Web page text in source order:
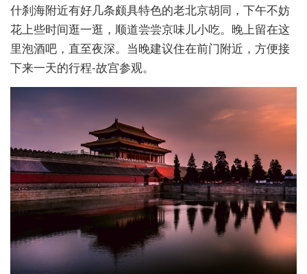
什刹海附近有好几条颇具特色的老北京胡同，下午不妨
花上些时间逛一逛，顺道尝尝京味儿小吃。晚上留在这
里泡酒吧，直至夜深。当晚建议住在前门附近，方便接
下来一天的行程-故宫参观。